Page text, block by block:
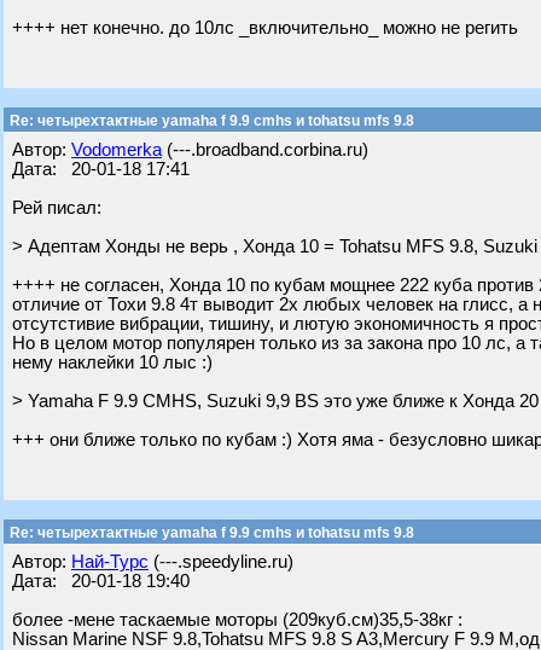
++++ нет конечно. до 10лс _включительно_ можно не регить
Re: четырехтактные yamaha f 9.9 cmhs и tohatsu mfs 9.8
Автор: Vodomerka (---.broadband.corbina.ru)
Дата: 20-01-18 17:41
Рей писал:
> Адептам Хонды не верь , Хонда 10 = Tohatsu MFS 9.8, Suzuki
++++ не согласен, Хонда 10 по кубам мощнее 222 куба против
отличие от Тохи 9.8 4т выводит 2х любых человек на глисс,
отсутстивие вибрации, тишину, и лютую экономичность я
Но в целом мотор популярен только из за закона про 10 лс, а
нему наклейки 10 лыс :)
> Yamaha F 9.9 CMHS, Suzuki 9,9 BS это уже ближе к Хонда 20
+++ они ближе только по кубам :) Хотя яма - безусловно
Re: четырехтактные yamaha f 9.9 cmhs и tohatsu mfs 9.8
Автор: Най-Турс (---.speedyline.ru)
Дата: 20-01-18 19:40
более -мене таскаемые моторы (209куб.см)35,5-38кг :
Nissan Marine NSF 9.8,Tohatsu MFS 9.8 S A3,Mercury F 9.9